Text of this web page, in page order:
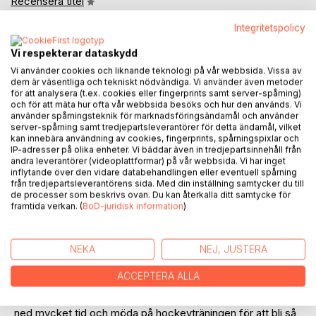
BESKRIVNING
Boken följer 9-åriga Emmi på hennes resa som
hockeyspelare och ger läsaren en inblick i hur det är att
träna och spela hockey, samt ger inspiration och
träningstips för att förbättra sin egen förmåga som
hockeyspelare via bilder, text och QR-koder.
9-åriga Emmi är en passionerad hockeyspelare som tränar
hockey både hemma och med sitt hockeylag.
Hon älskar att spela hockeymatcher och kämpar hårt för att
ned mycket tid och möda på hockeyträningen för att bli så
Integritetspolicy
Vi respekterar dataskydd
Vi använder cookies och liknande teknologi på vår webbsida. Vissa av
dem är väsentliga och tekniskt nödvändiga. Vi använder även metoder
för att analysera (t.ex. cookies eller fingerprints samt server-spårning)
och för att mäta hur ofta vår webbsida besöks och hur den används. Vi
använder spårningsteknik för marknadsföringsändamål och använder
server-spårning samt tredjepartsleverantörer för detta ändamål, vilket
kan innebära användning av cookies, fingerprints, spårningspixlar och
IP-adresser på olika enheter. Vi bäddar även in tredjepartsinnehåll från
andra leverantörer (videoplattformar) på vår webbsida. Vi har inget
inflytande över den vidare databehandlingen eller eventuell spårning
från tredjepartsleverantörens sida. Med din inställning samtycker du till
de processer som beskrivs ovan. Du kan återkalla ditt samtycke för
framtida verkan. (BoD-juridisk information)
NEKA NEJ, JUSTERA
ACCEPTERA ALLA